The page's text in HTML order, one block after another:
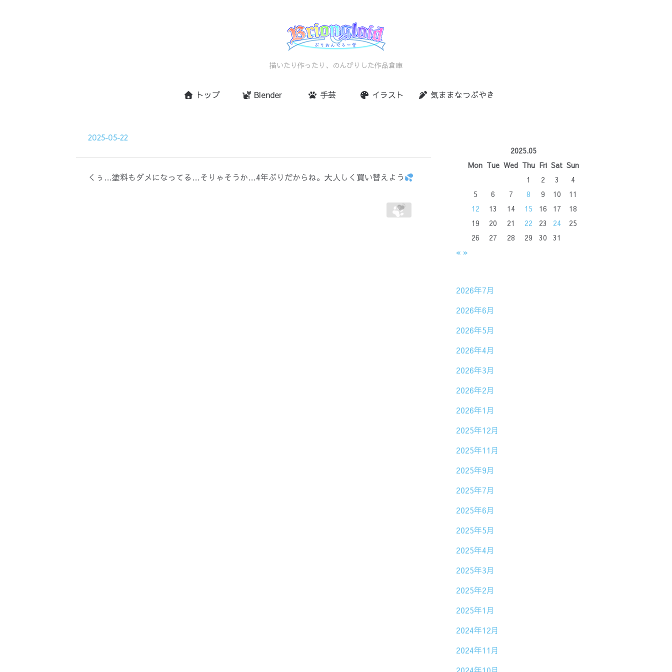
描いたり作ったり、のんびりした作品倉庫
トップ Blender 手芸 イラスト 気ままなつぶやき
2025-05-22
くぅ…塗料もダメになってる…そりゃそうか…4年ぶりだからね。大人しく買い替えよう
2025.05
Mon Tue Wed Thu Fri Sat Sun
1
2 3
4
5
6 7 8 9 10
11
12
13 14 15 16 17
18
19
20 21 22 23 24
25
26
27 28 29 30 31
« »
2026年7月
2026年6月
2026年5月
2026年4月
2026年3月
2026年2月
2026年1月
2025年12月
2025年11月
2025年9月
2025年7月
2025年6月
2025年5月
2025年4月
2025年3月
2025年2月
2025年1月
2024年12月
2024年11月